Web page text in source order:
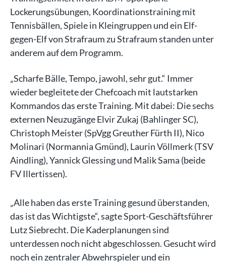
Lockerungsübungen, Koordinationstraining mit
Tennisbällen, Spiele in Kleingruppen und ein Elf-
gegen-Elf von Strafraum zu Strafraum standen unter
anderem auf dem Programm.
„Scharfe Bälle, Tempo, jawohl, sehr gut.“ Immer
wieder begleitete der Chefcoach mit lautstarken
Kommandos das erste Training. Mit dabei: Die sechs
externen Neuzugänge Elvir Zukaj (Bahlinger SC),
Christoph Meister (SpVgg Greuther Fürth II), Nico
Molinari (Normannia Gmünd), Laurin Völlmerk (TSV
Aindling), Yannick Glessing und Malik Sama (beide
FV Illertissen).
„Alle haben das erste Training gesund überstanden,
das ist das Wichtigste“, sagte Sport-Geschäftsführer
Lutz Siebrecht. Die Kaderplanungen sind
unterdessen noch nicht abgeschlossen. Gesucht wird
noch ein zentraler Abwehrspieler und ein